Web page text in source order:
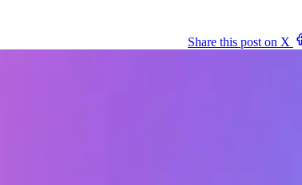
Share this post on X